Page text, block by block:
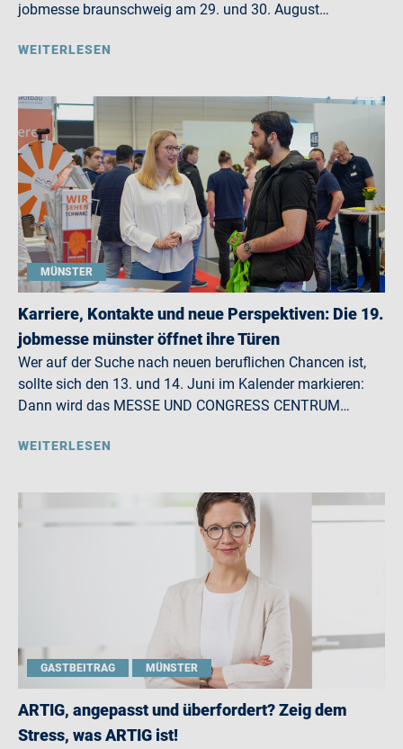
jobmesse braunschweig am 29. und 30. August…
WEITERLESEN
MÜNSTER
Karriere, Kontakte und neue Perspektiven: Die 19.
jobmesse münster öffnet ihre Türen
Wer auf der Suche nach neuen beruflichen Chancen ist,
sollte sich den 13. und 14. Juni im Kalender markieren:
Dann wird das MESSE UND CONGRESS CENTRUM…
WEITERLESEN
GASTBEITRAG MÜNSTER
ARTIG, angepasst und überfordert? Zeig dem
Stress, was ARTIG ist!